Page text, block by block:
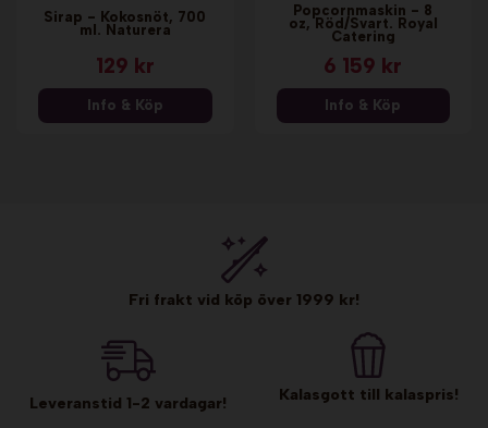
Sirap - Kokosnöt, 700
ml. Naturera
129 kr
Info & Köp
Popcornmaskin - 8
oz, Röd/Svart. Royal
Catering
6 159 kr
Info & Köp
Fri frakt vid köp över 1999 kr!
Leveranstid 1-2 vardagar! Kalasgott till kalaspris!